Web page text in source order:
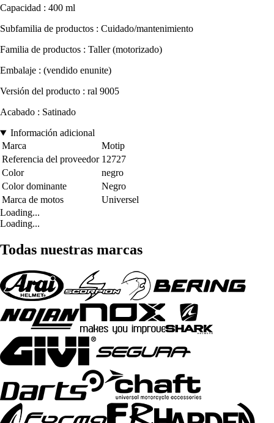
Capacidad : 400 ml
Subfamilia de productos : Cuidado/mantenimiento
Familia de productos : Taller (motorizado)
Embalaje : (vendido enunite)
Versión del producto : ral 9005
Acabado : Satinado
Información adicional
Marca
Motip
Referencia del proveedor 12727
Color
negro
Color dominante
Negro
Marca de motos
Universel
Loading...
Loading...
Todas nuestras marcas